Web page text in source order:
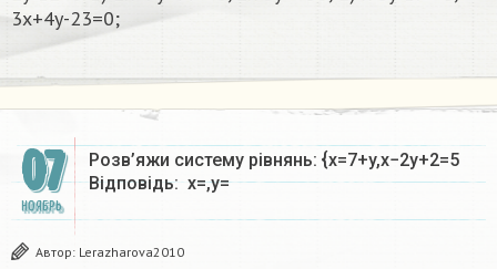
3x+4y-23=0;​
07
НОЯБРЬ
Розв’яжи систему рівнянь: {x=7+y,x−2y+2=5
Відповідь: x=,y= ​
Автор: Lerazharova2010